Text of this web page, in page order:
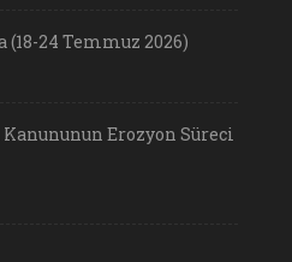
(18-24 Temmuz 2026)
Erozyon Süreci